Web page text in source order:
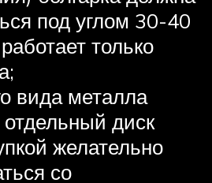
под углом 30-40
только
вида металла
диск
желательно
со